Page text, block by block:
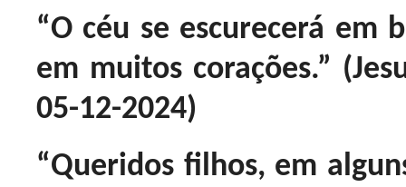
“O céu se escurecerá em
em muitos corações.”
05-12-2024)
“Queridos filhos, em